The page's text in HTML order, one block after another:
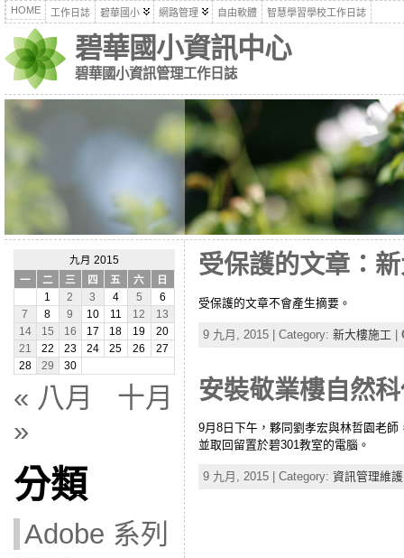
HOME 工作日誌 碧華國小 網路管理 自由軟體 智慧學習學校工作日誌
碧華國小資訊中心
碧華國小資訊管理工作日誌
九月 2015
一
二 三 四 五 六
日
1
2 3 4 5
6
7
8 9 10 11 12
13
14
15 16 17 18 19
20
21
22 23 24 25 26
27
28
29 30
« 八月
十月
»
分類
Adobe 系列
受保護的文章：
受保護的文章不會產生摘要。
9 九月, 2015 | Category: 新大樓施工 |
安裝敬業樓自然
9月8日下午，夥同劉孝宏與林哲園老
並取回留置於碧301教室的電腦。
9 九月, 2015 | Category: 資訊管理維護